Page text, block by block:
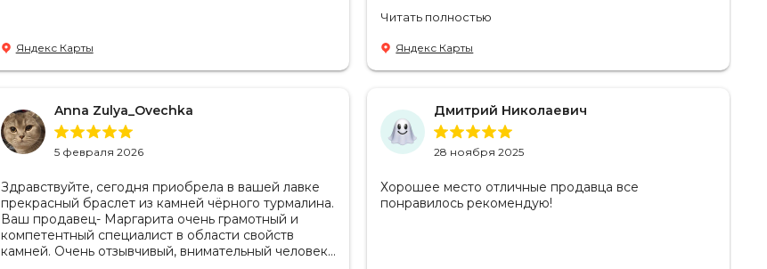
Яндекс Карты
Читать полностью
Яндекс Карты
Anna Zulya_Ovechka
5 февраля 2026
Здравствуйте, сегодня приобрела в вашей лавке
прекрасный браслет из камней чёрного турмалина.
Ваш продавец- Маргарита очень грамотный и
компетентный специалист в области свойств
камней. Очень отзывчивый, внимательный человек
Дмитрий Николаевич
28 ноября 2025
Хорошее место отличные продавца все
понравилось рекомендую!